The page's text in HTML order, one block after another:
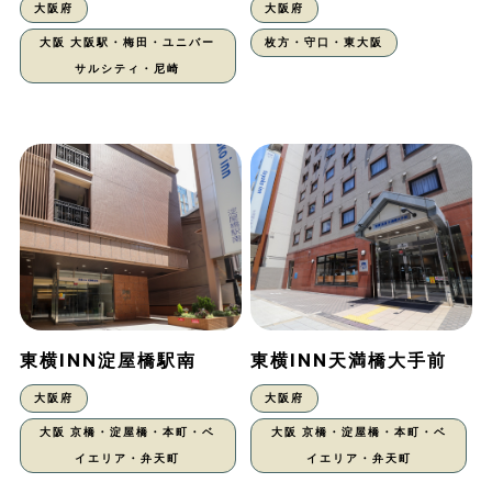
大阪府
大阪 大阪駅・梅田・ユニバー
サルシティ・尼崎
大阪府
枚方・守口・東大阪
東横INN淀屋橋駅南
大阪府
大阪 京橋・淀屋橋・本町・ベ
イエリア・弁天町
東横INN天満橋大手前
大阪府
大阪 京橋・淀屋橋・本町・ベ
イエリア・弁天町